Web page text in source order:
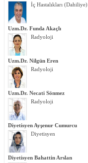
İç Hastalıkları (Dahiliye)
Uzm.Dr. Funda Akaçlı
Radyoloji
Uzm.Dr. Nilgün Eren
Radyoloji
Uzm.Dr. Necati Sönmez
Radyoloji
Diyetisyen Ayşenur Cumurcu
Diyetisyen
Diyetisyen Bahattin Arslan